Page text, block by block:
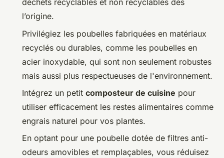
déchets recyclables et non recyclables dès
l’origine.
Privilégiez les poubelles fabriquées en matériaux
recyclés ou durables, comme les poubelles en
acier inoxydable, qui sont non seulement robustes
mais aussi plus respectueuses de l'environnement.
Intégrez un petit composteur de cuisine pour
utiliser efficacement les restes alimentaires comme
engrais naturel pour vos plantes.
En optant pour une poubelle dotée de filtres anti-
odeurs amovibles et remplaçables, vous réduisez